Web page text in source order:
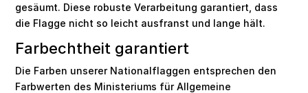
gesäumt. Diese robuste Verarbeitung garantiert, dass
die Flagge nicht so leicht ausfranst und lange hält.
Farbechtheit garantiert
Die Farben unserer Nationalflaggen entsprechen den
Farbwerten des Ministeriums für Allgemeine